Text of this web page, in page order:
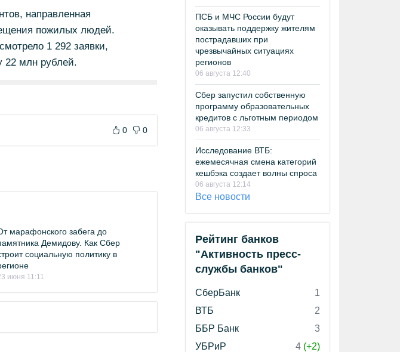
направленная
пожилых людей.
1 292 заявки,
22 млн рублей.
0 0
марафонского забега до
Демидову. Как Сбер
социальную политику в
июня 11:11
ПСБ и МЧС России будут
оказывать поддержку жителям
пострадавших при
чрезвычайных ситуациях
регионов
06 августа 12:40
Сбер запустил собственную
программу образовательных
кредитов с льготным периодом
06 августа 12:33
Исследование ВТБ:
ежемесячная смена категорий
кешбэка создает волны спроса
06 августа 12:14
Все новости
Рейтинг банков
"Активность пресс-
службы банков"
СберБанк
1
ВТБ
2
ББР Банк
3
УБРиР
4 (+2)